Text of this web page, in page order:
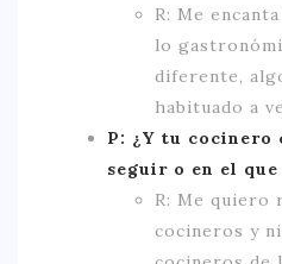
R: Me
lo
diferente,
habituado a
P: ¿Y tu cocinero
seguir o en el
R: Me quiero
cocineros y